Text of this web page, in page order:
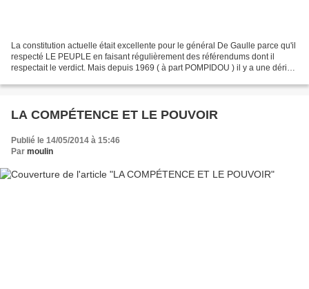
La constitution actuelle était excellente pour le général De Gaulle parce qu'il
respecté LE PEUPLE en faisant régulièrement des référendums dont il
respectait le verdict. Mais depuis 1969 ( à part POMPIDOU ) il y a une dérive
LA COMPÉTENCE ET LE POUVOIR
Publié le 14/05/2014 à 15:46
Par moulin